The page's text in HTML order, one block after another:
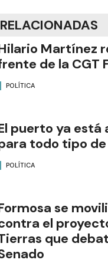
Martínez
de la CGT
POLÍTICA
puerto ya está
todo tipo
POLÍTICA
se
el
que